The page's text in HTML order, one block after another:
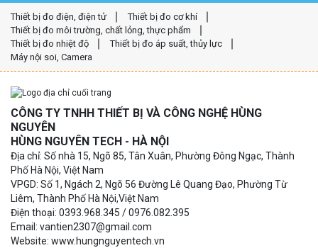
Thiết bị đo điện, điện tử
Thiết bị đo cơ khí
Thiết bị đo môi trường, chất lỏng, thực phẩm
Thiết bị đo nhiệt độ
Thiết bị đo áp suất, thủy lực
Máy nội soi, Camera
CÔNG TY TNHH THIẾT BỊ VÀ CÔNG NGHỆ HÙNG
NGUYÊN
HÙNG NGUYÊN TECH - HÀ NỘI
Địa chỉ: Số nhà 15, Ngõ 85, Tân Xuân, Phường Đông Ngạc, Thành
Phố Hà Nội, Việt Nam
VPGD: Số 1, Ngách 2, Ngõ 56 Đường Lê Quang Đạo, Phường Từ
Liêm, Thành Phố Hà Nội,Việt Nam
Điện thoại: 0393.968.345 / 0976.082.395
Email: vantien2307@gmail.com
Website: www.hungnguyentech.vn